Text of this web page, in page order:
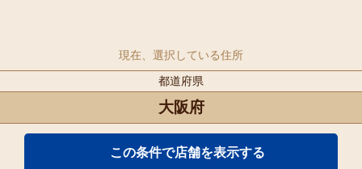
現在、選択している住所
都道府県
大阪府